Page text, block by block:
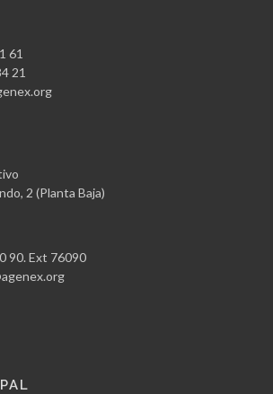
61
21
2 (Planta Baja)
90. Ext 76090